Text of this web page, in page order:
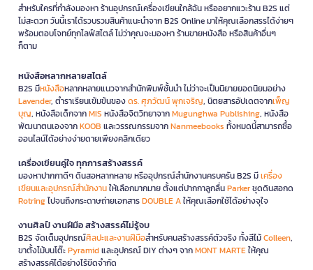
สำหรับใครที่กำลังมองหา ร้านอุปกรณ์เครื่องเขียนใกล้ฉัน หรืออยากแวะร้าน B2S แต่
ไม่สะดวก วันนี้เราได้รวบรวมสินค้าแนะนำจาก B2S Online มาให้คุณเลือกสรรได้ง่ายๆ
พร้อมตอบโจทย์ทุกไลฟ์สไตล์ ไม่ว่าคุณจะมองหา ร้านขายหนังสือ หรือสินค้าอื่นๆ
ก็ตาม
หนังสือหลากหลายสไตล์
B2S มีหนังสือหลากหลายแนวจากสำนักพิมพ์ชั้นนำ ไม่ว่าจะเป็นนิยายยอดนิยมอย่าง
Lavender, ตำราเรียนเข้มข้นของดร. ศุภวัฒน์ พุกเจริญ, นิตยสารอัปเดตจากเพ็ญ
บุญ, หนังสือเด็กจากMIS หนังสือจิตวิทยาจากMugunghwa Publishing, หนังสือ
พัฒนาตนเองจากKOOB และวรรณกรรมจากNanmeebooks ทั้งหมดนี้สามารถซื้อ
ออนไลน์ได้อย่างง่ายดายเพียงคลิกเดียว
เครื่องเขียนคู่ใจ ทุกการสร้างสรรค์
มองหาปากกาดีๆ ดินสอหลากหลาย หรืออุปกรณ์สำนักงานครบครัน B2S มีเครื่อง
เขียนและอุปกรณ์สำนักงานให้เลือกมากมาย ตั้งแต่ปากกาลูกลื่นParkerชุดดินสอกด
Rotringไปจนถึงกระดาษถ่ายเอกสารDOUBLE Aให้คุณเลือกใช้ได้อย่างจุใจ
งานศิลป์ งานฝีมือ สร้างสรรค์ไม่รู้จบ
B2S จัดเต็มอุปกรณ์ศิลปะและงานฝีมือสำหรับคนสร้างสรรค์ตัวจริง ทั้งสีไม้Colleen,
ขาตั้งไม้บนโต๊ะPyramidและอุปกรณ์ DIY ต่างๆ จากMONT MARTEให้คุณ
สร้างสรรค์ได้อย่างไร้ขีดจำกัด